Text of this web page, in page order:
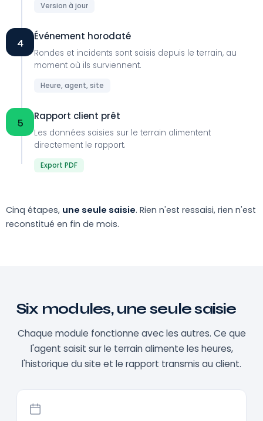
Version à jour
4 Événement horodaté
Rondes et incidents sont saisis depuis le terrain, au
moment où ils surviennent.
Heure, agent, site
5 Rapport client prêt
Les données saisies sur le terrain alimentent
directement le rapport.
Export PDF
Cinq étapes, une seule saisie. Rien n'est ressaisi, rien n'est
reconstitué en fin de mois.
Six modules, une seule saisie
Chaque module fonctionne avec les autres. Ce que
l'agent saisit sur le terrain alimente les heures,
l'historique du site et le rapport transmis au client.